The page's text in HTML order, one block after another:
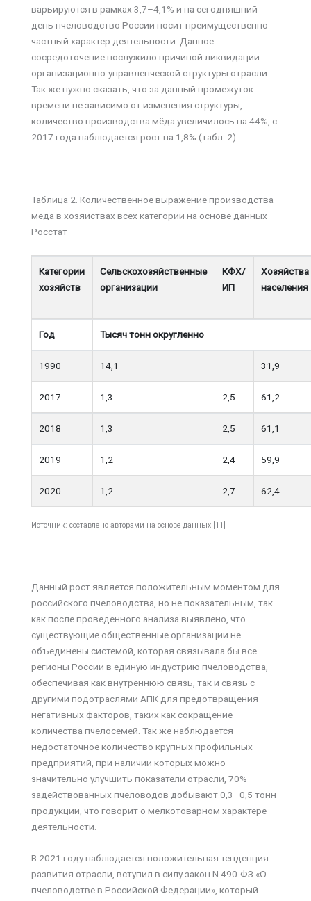
варьируются в рамках 3,7–4,1% и на сегодняшний
день пчеловодство России носит преимущественно
частный характер деятельности. Данное
сосредоточение послужило причиной ликвидации
организационно-управленческой структуры отрасли.
Так же нужно сказать, что за данный промежуток
времени не зависимо от изменения структуры,
количество производства мёда увеличилось на 44%, с
2017 года наблюдается рост на 1,8% (табл. 2).
Таблица 2. Количественное выражение производства
мёда в хозяйствах всех категорий на основе данных
Росстат
Категории
хозяйств
Сельскохозяйственные
организации
КФХ/
ИП
Хозяйства
населения
Год Тысяч тонн округленно
1990 14,1 — 31,9
2017 1,3 2,5 61,2
2018 1,3 2,5 61,1
2019 1,2 2,4 59,9
2020 1,2 2,7 62,4
Источник: составлено авторами на основе данных [11]
Данный рост является положительным моментом для
российского пчеловодства, но не показательным, так
как после проведенного анализа выявлено, что
существующие общественные организации не
объединены системой, которая связывала бы все
регионы России в единую индустрию пчеловодства,
обеспечивая как внутреннюю связь, так и связь с
другими подотраслями АПК для предотвращения
негативных факторов, таких как сокращение
количества пчелосемей. Так же наблюдается
недостаточное количество крупных профильных
предприятий, при наличии которых можно
значительно улучшить показатели отрасли, 70%
задействованных пчеловодов добывают 0,3–0,5 тонн
продукции, что говорит о мелкотоварном характере
деятельности.
В 2021 году наблюдается положительная тенденция
развития отрасли, вступил в силу закон N 490-ФЗ «О
пчеловодстве в Российской Федерации», который